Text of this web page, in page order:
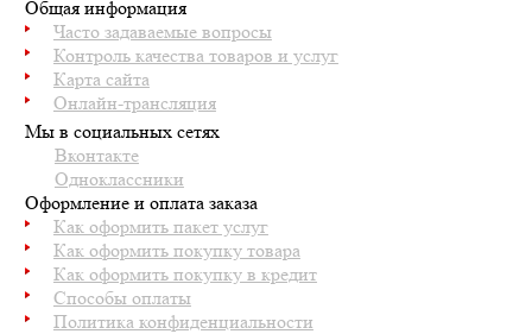
Общая информация
Часто задаваемые вопросы
Контроль качества товаров и услуг
Карта сайта
Онлайн-трансляция
Мы в социальных сетях
Вконтакте
Одноклассники
Оформление и оплата заказа
Как оформить пакет услуг
Как оформить покупку товара
Как оформить покупку в кредит
Способы оплаты
Политика конфиденциальности